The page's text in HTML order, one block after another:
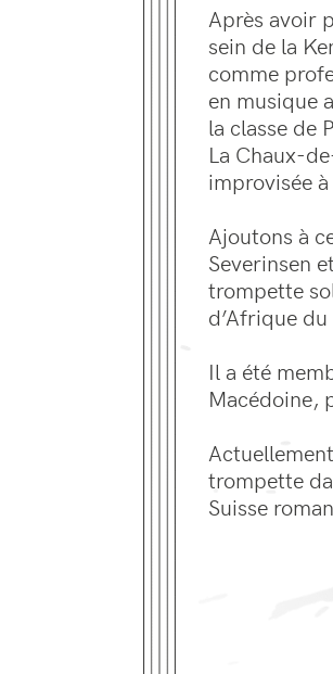
Après avoir
sein de la
comme
en musique
la classe de
La Chaux-
improvisée à
Ajoutons à
Severinsen
trompette
d’Afrique du
Il a été
Macédoine,
trompette
Suisse